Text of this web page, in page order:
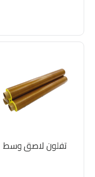
تفلون لاصق وسط